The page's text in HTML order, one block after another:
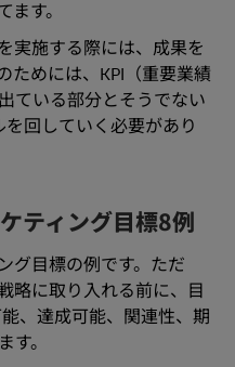
す。
実施する際には、成果を
ためには、KPI（重要業績
ている部分とそうでない
回していく必要があり
ティング目標8例
グ目標の例です。ただ
略に取り入れる前に、目
、達成可能、関連性、期
。